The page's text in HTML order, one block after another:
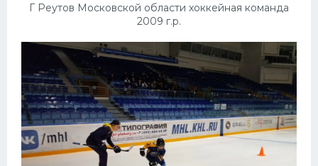
Г Реутов Московской области хоккейная команда
2009 г.р.